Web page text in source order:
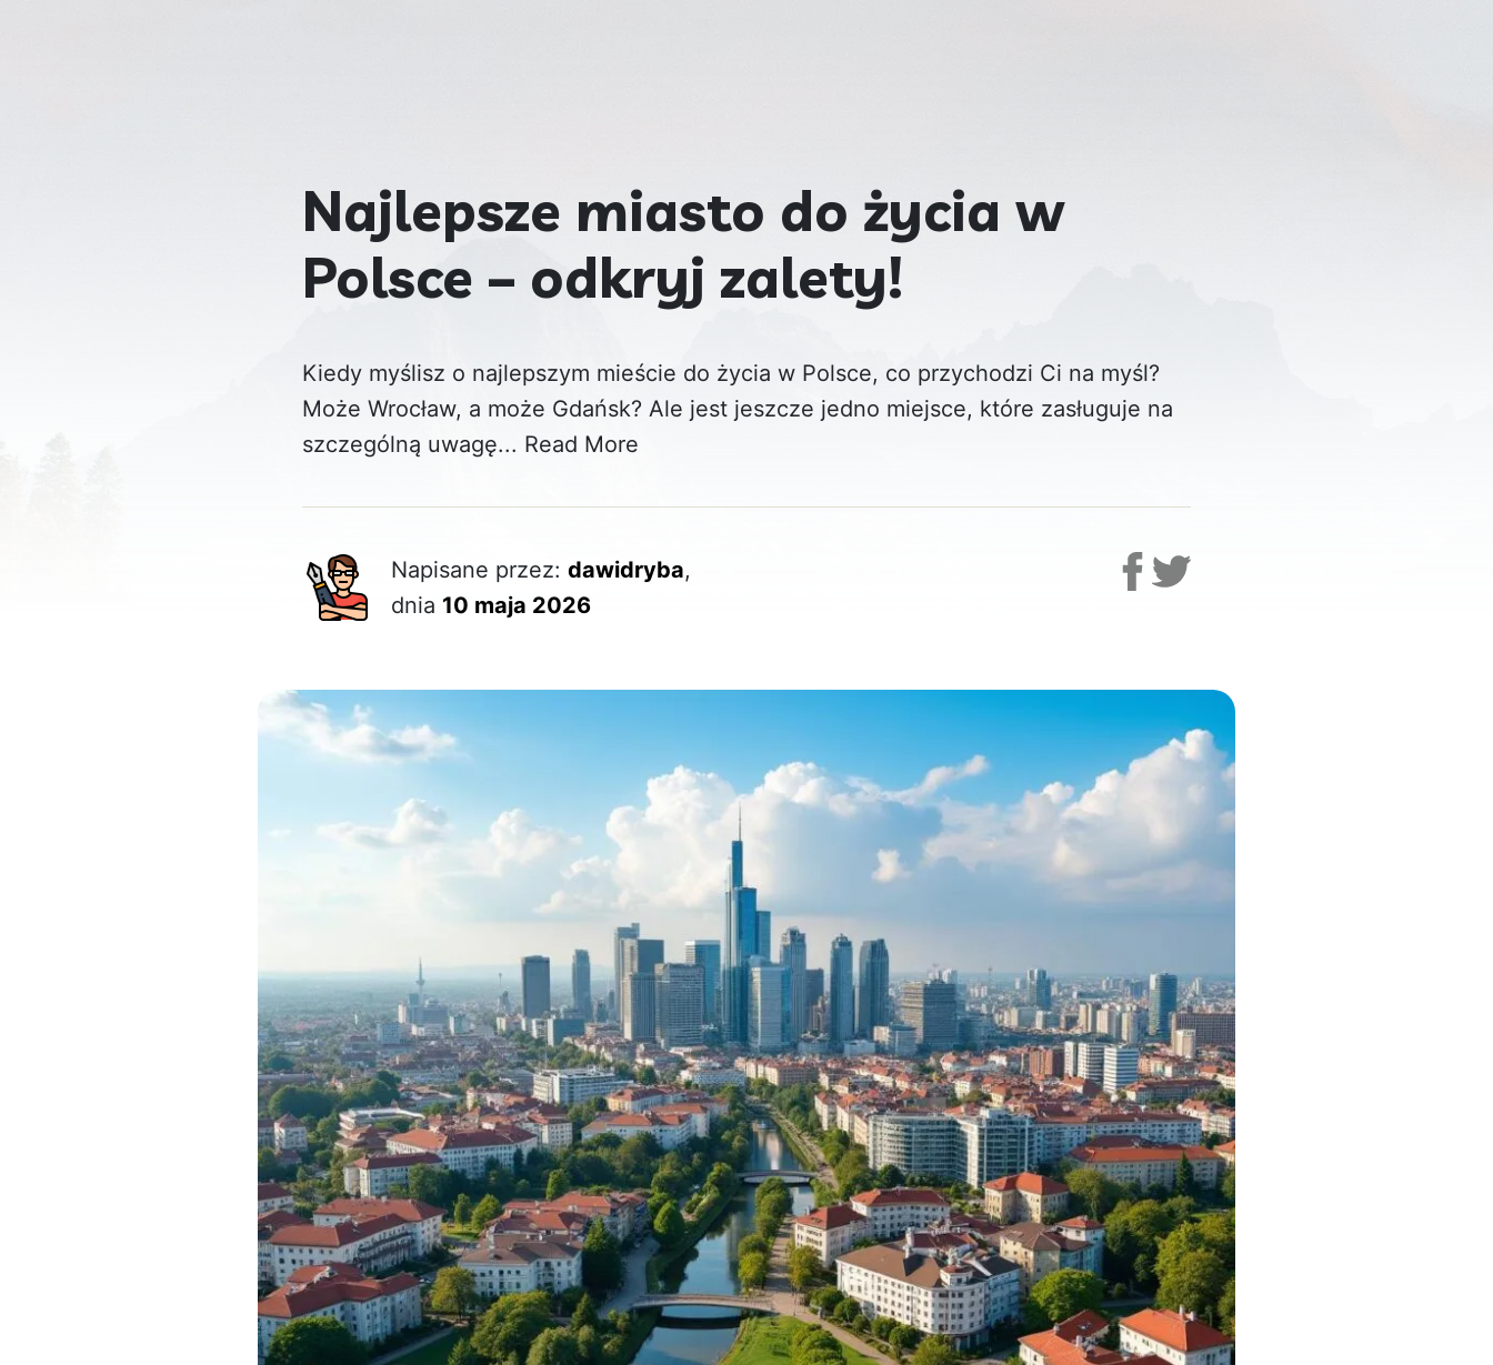
Najlepsze miasto do życia w
Polsce – odkryj zalety!
Kiedy myślisz o najlepszym mieście do życia w Polsce, co przychodzi Ci na myśl?
Może Wrocław, a może Gdańsk? Ale jest jeszcze jedno miejsce, które zasługuje na
szczególną uwagę... Read More
Napisane przez: dawidryba,
dnia 10 maja 2026